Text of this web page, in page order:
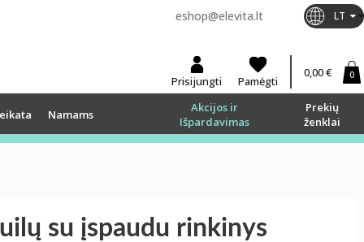
eshop@elevita.lt LT
Prisijungti Pamėgti
0,00 € 0
Namams
Akcijos ir
Išpardavimas
Prekių
ženklai
su įspaudu rinkinys